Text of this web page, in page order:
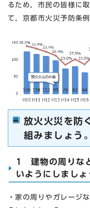
るため，市民の皆様に
て，京都市火災予防条
放火火災を防
組みましょう。
1 建物の周りな
いようにしましょ
・家の周りやガレージ